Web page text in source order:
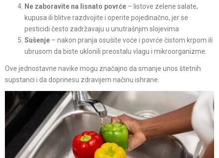
Ne zaboravite na lisnato povrće – listove zelene salate,
kupusa ili blitve razdvojite i operite pojedinačno, jer se
pesticidi često zadržavaju u unutrašnjim slojevima
Sušenje – nakon pranja osušite voće i povrće čistom krpom ili
ubrusom da biste uklonili preostalu vlagu i mikroorganizme.
Ove jednostavne navike mogu značajno da smanje unos štetnih
supstanci i da doprinesu zdravijem načinu ishrane.